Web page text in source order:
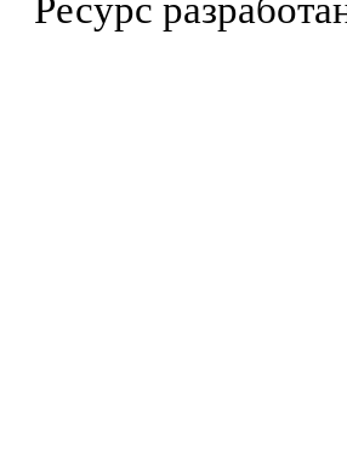
Ресурс